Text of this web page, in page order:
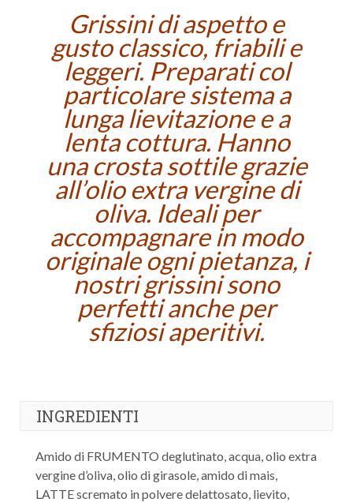
Grissini di aspetto e
gusto classico, friabili e
leggeri. Preparati col
particolare sistema a
lunga lievitazione e a
lenta cottura. Hanno
una crosta sottile grazie
all’olio extra vergine di
oliva. Ideali per
accompagnare in modo
originale ogni pietanza, i
nostri grissini sono
perfetti anche per
sfiziosi aperitivi.
INGREDIENTI
Amido di FRUMENTO deglutinato, acqua, olio extra
vergine d’oliva, olio di girasole, amido di mais,
LATTE scremato in polvere delattosato, lievito,